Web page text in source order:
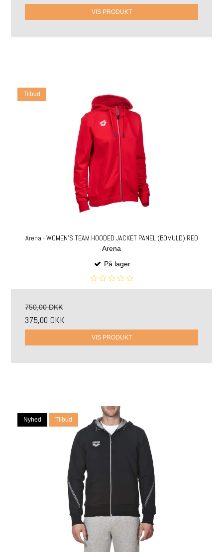
VIS PRODUKT
Tilbud
Arena - WOMEN'S TEAM HOODED JACKET PANEL (BOMULD) RED
Arena
På lager
750,00 DKK
375,00 DKK
VIS PRODUKT
Nyhed Tilbud